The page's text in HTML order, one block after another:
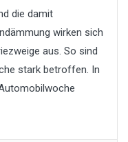
die damit
wirken sich
aus. So sind
stark betroffen. In